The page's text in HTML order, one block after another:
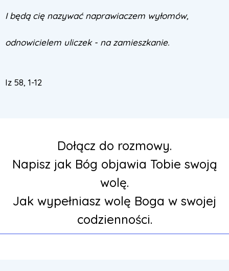
I będą cię nazywać naprawiaczem wyłomów,
odnowicielem uliczek - na zamieszkanie.
Iz 58, 1-12
Dołącz do rozmowy.
Napisz jak Bóg objawia Tobie swoją
wolę.
Jak wypełniasz wolę Boga w swojej
codzienności.